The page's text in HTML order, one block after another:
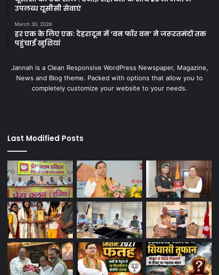
उपलब्ध यूसीसी सेवाएं
March 30, 2026
हर एक के लिए एक: देहरादून में ‘वन फॉर वन’ ने जरूरतमंदों तक
पहुंचाई खुशियां
Jannah is a Clean Responsive WordPress Newspaper, Magazine,
News and Blog theme. Packed with options that allow you to
completely customize your website to your needs.
Last Modified Posts